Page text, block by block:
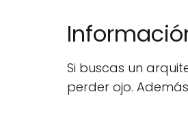
Si buscas un
perder ojo.